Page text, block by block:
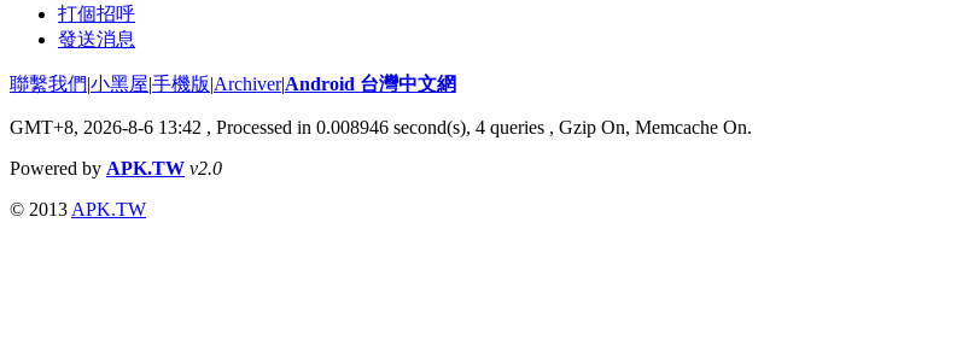
打個招呼
發送消息
聯繫我們|小黑屋|手機版|Archiver|Android 台灣中文網
GMT+8, 2026-8-6 13:42 , Processed in 0.008946 second(s), 4 queries , Gzip On, Memcache On.
Powered by APK.TW v2.0
© 2013 APK.TW